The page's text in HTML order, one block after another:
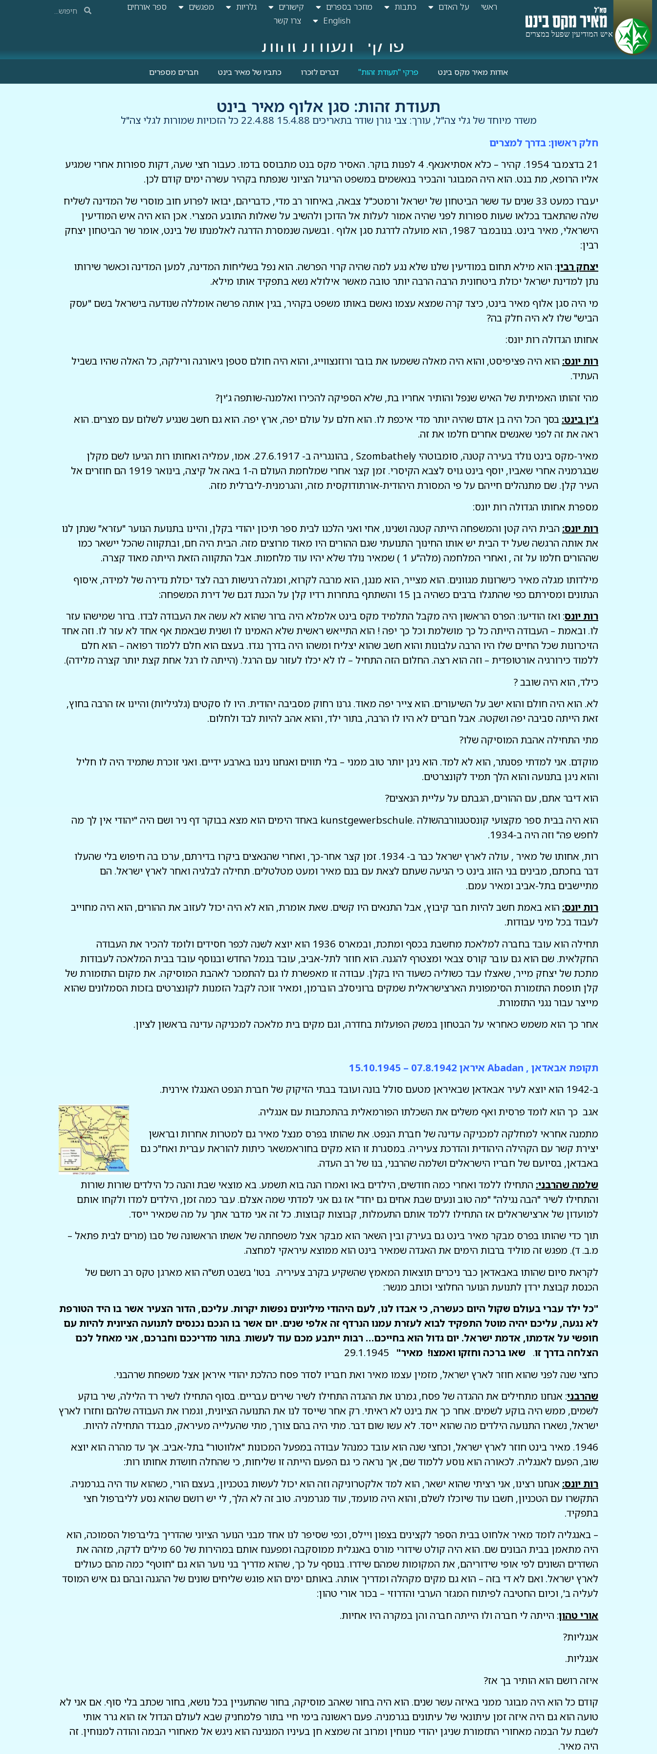
ראשי על האדם כתבות מוזכר בספרים קישורים גלריות מפגשים
ספר אורחים
English
צרו קשר
פרקי "תעודת זהות"
אודות מאיר מקס בינט פרקי "תעודת זהות" דברים לזכרו כתביו של מאיר בינט חברים מספרים
תעודת זהות: סגן אלוף מאיר בינט
משדר מיוחד של גלי צה"ל, עורך: צבי גורן שודר בתאריכים 15.4.88 22.4.88 כל הזכויות שמורות לגלי צה"ל
חלק ראשון: בדרך למצרים
21 בדצמבר 1954. קהיר – כלא אסתיאנאף. 4 לפנות בוקר. האסיר מקס בנט מתבוסס בדמו. כעבור חצי שעה, דקות ספורות אחרי שמגיע
אליו הרופא, מת בנט. הוא היה המבוגר והבכיר בנאשמים במשפט הריגול הציוני שנפתח בקהיר עשרה ימים קודם לכן.
יעברו כמעט 33 שנים עד ששר הביטחון של ישראל ורמטכ"ל צבאה, באיחור רב מדי, כדבריהם, יבואו לפרוע חוב מוסרי של המדינה לשליח
שלה שהתאבד בכלאו שעות ספורות לפני שהיה אמור לעלות אל הדוכן ולהשיב על שאלות התובע המצרי. אכן הוא היה איש המודיעין
הישראלי, מאיר בינט. בנובמבר 1987, הוא מועלה לדרגת סגן אלוף . ובשעה שנמסרת הדרגה לאלמנתו של בינט, אומר שר הביטחון יצחק
רבין:
יצחק רבין: הוא מילא תחום במודיעין שלנו שלא נגע למה שהיה קרוי הפרשה. הוא נפל בשליחות המדינה, למען המדינה וכאשר שירותו
נתן למדינת ישראל יכולת ביטחונית הרבה הרבה יותר טובה מאשר אילולא נשא בתפקיד אותו מילא.
מי היה סגן אלוף מאיר בינט, כיצד קרה שמצא עצמו נאשם באותו משפט בקהיר, בגין אותה פרשה אומללה שנודעה בישראל בשם "עסק
הביש" שלו לא היה חלק בה?
אחותו הגדולה רות יונס:
רות יונס: הוא היה פציפיסט, והוא היה מאלה ששמעו את בובר ורוזנצווייג, והוא היה חולם סטפן גיאורגה ורילקה, כל האלה שהיו בשביל
העתיד.
מהי זהותו האמיתית של האיש שנפל והותיר אחריו בת, שלא הספיקה להכירו ואלמנה-שותפה ג'ין?
ג'ין בינט: בסך הכל היה בן אדם שהיה יותר מדי איכפת לו. הוא חלם על עולם יפה, ארץ יפה. הוא גם חשב שנגיע לשלום עם מצרים. הוא
ראה את זה לפני שאנשים אחרים חלמו את זה.
מאיר-מקס בינט נולד בעירה קטנה, סומבוטהי Szombathely , בהונגריה ב- 27.6.1917. אמו, עמליה ואחותו רות הגיעו לשם מקלן
שבגרמניה אחרי שאביו, יוסף בינט גויס לצבא הקיסרי. זמן קצר אחרי שמלחמת העולם ה-1 באה אל קיצה, בינואר 1919 הם חוזרים אל
העיר קלן. שם מתנהלים חייהם על פי המסורת היהודית-אורתודוקסית מזה, והגרמנית-ליברלית מזה.
מספרת אחותו הגדולה רות יונס:
רות יונס: הבית היה קטן והמשפחה הייתה קטנה ושנינו, אחי ואני הלכנו לבית ספר תיכון יהודי בקלן, והיינו בתנועת הנוער "עזרא" שנתן לנו
את אותה הרגשה שעל יד הבית יש אותו החינוך התנועתי שגם ההורים היו מאוד מרוצים מזה. הבית היה חם, ובתקווה שהכל יישאר כמו
שההורים חלמו על זה , ואחרי המלחמה (מלה"ע 1 ) שמאיר נולד שלא יהיו עוד מלחמות. אבל התקווה הזאת הייתה מאוד קצרה.
מילדותו מגלה מאיר כישרונות מגוונים. הוא מצייר, הוא מנגן, הוא מרבה לקרוא, ומגלה רגישות רבה לצד יכולת נדירה של למידה, איסוף
הנתונים ומסירתם כפי שהתגלו ברבים כשהיה בן 15 והשתתף בתחרות רדיו קלן על הכנת דגם של דירת המשפחה:
רות יונס: ואז הודיעו: הפרס הראשון היה מקבל התלמיד מקס בינט אלמלא היה ברור שהוא לא עשה את העבודה לבדו. ברור שמישהו עזר
לו. ובאמת – העבודה הייתה כל כך מושלמת וכל כך יפה ! הוא התייאש ראשית שלא האמינו לו ושנית שבאמת אף אחד לא עזר לו. וזה אחד
הזיכרונות שכל החיים שלו היו הרבה עלבונות והוא חשב שהוא יצליח ומשהו היה בדרך נגדו. בעצם הוא חלם ללמוד רפואה – הוא חלם
ללמוד כירורגיה אורטופדית – וזה הוא רצה. החלום הזה התחיל – לו לא יכלו לעזור עם הרגל. (הייתה לו רגל אחת קצת יותר קצרה מלידה).
כילד, הוא היה שובב ?
לא. הוא היה חולם והוא ישב על השיעורים. הוא צייר יפה מאוד. גרנו רחוק מסביבה יהודית. היו לו סקטים (גלגיליות) והיינו אז הרבה בחוץ,
זאת הייתה סביבה יפה ושקטה. אבל חברים לא היו לו הרבה, בתור ילד, והוא אהב להיות לבד ולחלום.
מתי התחילה אהבת המוסיקה שלו?
מוקדם. אני למדתי פסנתר, הוא לא למד. הוא ניגן יותר טוב ממני – בלי תווים ואנחנו ניגנו בארבע ידיים. ואני זוכרת שתמיד היה לו חליל
והוא ניגן בתנועה והוא הלך תמיד לקונצרטים.
הוא דיבר אתם, עם ההורים, הגבתם על עליית הנאצים?
הוא היה בבית ספר מקצועי קונסטגוורבהשולה .kunstgewerbschule באחד הימים הוא מצא בבוקר דף ניר ושם היה "יהודי אין לך מה
לחפש פה" וזה היה ב-1934.
רות, אחותו של מאיר , עולה לארץ ישראל כבר ב- 1934. זמן קצר אחר-כך, ואחרי שהנאצים ביקרו בדירתם, ערכו בה חיפוש בלי שהעלו
דבר בחכתם, מבינים בני הזוג בינט כי הגיעה שעתם לצאת עם בנם מאיר ומעט מטלטלים. תחילה לבלגיה ואחר לארץ ישראל. הם
מתיישבים בתל-אביב ומאיר עמם.
רות יונס: הוא באמת חשב להיות חבר קיבוץ, אבל התנאים היו קשים. שאת אומרת, הוא לא היה יכול לעזוב את ההורים, הוא היה מחוייב
לעבוד בכל מיני עבודות.
תחילה הוא עובד בחברה למלאכת מחשבת בכסף ומתכת, ובמארס 1936 הוא יוצא לשנה לכפר חסידים ולומד להכיר את העבודה
החקלאית. שם הוא גם עובר קורס צבאי ומצטרף להגנה. הוא חוזר לתל-אביב, עובד בנמל החדש ובנוסף עובד בבית המלאכה לעבודות
מתכת של יצחק מייר, שאצלו עבד כשוליה כשעוד היו בקלן. עבודה זו מאפשרת לו גם להתמכר לאהבת המוסיקה. את מקום התזמורת של
קלן תופסת התזמורת הסימפונית הארצישראלית שמקים ברוניסלב הוברמן, ומאיר זוכה לקבל הזמנות לקונצרטים בזכות הסמלונים שהוא
מייצר עבור נגני התזמורת.
אחר כך הוא משמש כאחראי על הבטחון במשק הפועלות בחדרה, וגם מקים בית מלאכה למכניקה עדינה בראשון לציון.
תקופת אבאדאן , Abadan איראן 07.8.1942 – 15.10.1945
ב-1942 הוא יוצא לעיר אבאדאן שבאיראן מטעם סולל בונה ועובד בבתי הזיקוק של חברת הנפט האנגלו אירנית.
אגב כך הוא לומד פרסית ואף משלים את השכלתו הפורמאלית בהתכתבות עם אנגליה.
מתמנה אחראי למחלקה למכניקה עדינה של חברת הנפט. את שהותו בפרס מנצל מאיר גם למטרות אחרות ובראשן
יצירת קשר עם הקהילה היהודית והדרכת צעיריה. במסגרת זו הוא מקים בחוראמשאר כיתות להוראת עברית ואח"כ גם
באבדאן, בסיועם של חבריו הישראלים ושלמה שהרבני, בנו של רב העדה.
שלמה שהרבני: התחילו ללמד ואחרי כמה חודשים, הילדים באו ואמרו הנה בוא תשמע. בא מוצאי שבת והנה כל הילדים שורות שורות
והתחילו לשיר "הבה נגילה" "מה טוב ונעים שבת אחים גם יחד" אז גם אני למדתי שמה אצלם. עבר כמה זמן, הילדים למדו ולקחו אותם
למועדון של ארצישראלים אז התחילו ללמד אותם התעמלות, קבוצות קבוצות. כל זה אני מדבר אתך על מה שמאיר ייסד.
תוך כדי שהותו בפרס מבקר מאיר בינט גם בעירק ובין השאר הוא מבקר אצל משפחתה של אשתו הראשונה של סבו (מרים לבית פתאל –
מ.ב. ד). מפגש זה מוליד ברבות הימים את האגדה שמאיר בינט הוא ממוצא עיראקי למחצה.
לקראת סיום שהותו באבאדאן כבר ניכרים תוצאות המאמץ שהשקיע בקרב צעיריה. בטו' בשבט תש"ה הוא מארגן טקס רב רושם של
הכנסת קבוצת ירדן לתנועת הנוער החלוצי וכותב מנשר:
"כל ילד עברי בעולם שקול היום כעשרה, כי אבדו לנו, לעם היהודי מיליונים נפשות יקרות. עליכם, הדור הצעיר אשר בו היד הטורפת
לא נגעה, עליכם יהיה מוטל התפקיד לבוא לעזרת עמנו הנרדף זה אלפי שנים. יום אשר בו הנכם נכנסים לתנועה הציונית להיות עם
חופשי על אדמתו, אדמת ישראל. יום גדול הוא בחייכם… רבות ייתבע מכם עוד לעשות. בתור מדריככם וחברכם, אני מאחל לכם
הצלחה בדרך זו. שאו ברכה וחזקו ואמצו! מאיר"
כחצי שנה לפני שהוא חוזר לארץ ישראל, מזמין עצמו מאיר ואת חבריו לסדר פסח כהלכת יהודי איראן אצל משפחת שרהבני.
שהרבני: אנחנו מתחילים את ההגדה של פסח, גמרנו את ההגדה התחילו לשיר שירים עבריים. בסוף התחילו לשיר רד הלילה, שיר בוקע
לשמים, ממש היה בוקע לשמים. אחר כך את בינט לא ראיתי. רק אחר שייסד לנו את התנועה הציונית, וגמרו את העבודה שלהם וחזרו לארץ
ישראל, נשארו התנועה הילדים מה שהוא ייסד. לא עשו שום דבר. מתי היה בהם צורך, מתי שהעלייה מעיראק, מבגדד התחילה להיות.
1946. מאיר בינט חוזר לארץ ישראל, וכחצי שנה הוא עובד כמנהל עבודה במפעל המכונות "אלווטור" בתל-אביב. אך עד מהרה הוא יוצא
שוב, הפעם לאנגליה. לכאורה הוא נוסע ללמוד שם, אך נראה כי גם הפעם הייתה זו שליחות, כי שהחלה חושדת אחותו רות:
רות יונס: אנחנו רצינו, אני רציתי שהוא ישאר, הוא למד אלקטרוניקה וזה הוא יכול לעשות בטכניון, בעצם הורי, כשהוא עוד היה בגרמניה.
התקשרו עם הטכניון, חשבו עוד שיוכלו לשלם, והוא היה מועמד, עוד מגרמניה. טוב זה לא הלך, לי יש רושם שהוא נסע לליברפול חצי
בתפקיד.
– באנגליה לומד מאיר אלחוט בבית הספר לקצינים בצפון ויילס, וכפי שסיפר לנו אחד מבני הנוער הציוני שהדריך בליברפול הסמוכה, הוא
היה מתאמן בבית הבונים שם. הוא היה קולט שידורי מורס באנגלית ממוסקבה ומפענח אותם במהירות של 60 מילים לדקה, מזהה את
השדרים השונים לפי אופי שידוריהם, את המקומות שמהם שידרו. בנוסף על כך, שהוא מדריך בני נוער הוא גם "חוטף" כמה מהם כעולים
לארץ ישראל. ואם לא די בזה – הוא גם מקים מקהלה ומדריך אותה. באותם ימים הוא פוגש שליחים שונים של ההגנה ובהם גם איש המוסד
לעליה ב', וכיום החטיבה לפיתוח המגזר הערבי והדרוזי – בכור אורי טהון:
אורי טהון: הייתה לי חברה ולו הייתה חברה והן במקרה היו אחיות.
אנגליות?
אנגליות.
איזה רושם הוא הותיר בך אז?
קודם כל הוא היה מבוגר ממני באיזה עשר שנים. הוא היה בחור שאהב מוסיקה, בחור שהתעניין בכל נושא, בחור שכתב בלי סוף. אם אני לא
טועה הוא גם היה איזה זמן עיתונאי של עיתונים בגרמניה. פעם ראשונה בימי חיי בתור פלמחניק שבא לעולם הגדול אז הוא גרר אותי
לשבת על הבמה מאחורי התזמורת שניגן יהודי מנוחין ומרוב זה שמצא חן בעיניו המנגינה הוא ניגש אל מאחורי הבמה והודה למנוחין. זה
היה מאיר.